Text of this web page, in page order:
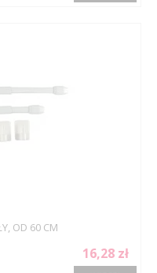
OD 60 CM
16,28 zł